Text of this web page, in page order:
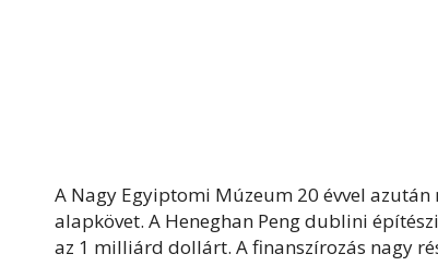
A Nagy Egyiptomi Múzeum 20 évvel
alapkövet. A Heneghan Peng dublini
az 1 milliárd dollárt. A finanszírozás nagy